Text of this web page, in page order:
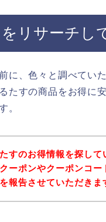
リサーチし
に、色々と調べてい
たすの商品をお得に
。
すのお得情報を探して
ーポンやクーポンコー
報告させていただきま